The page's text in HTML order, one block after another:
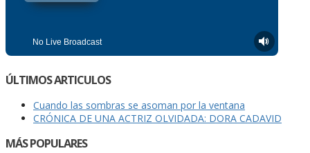
ÚLTIMOS ARTICULOS
Cuando las sombras se asoman por la ventana
CRÓNICA DE UNA ACTRIZ OLVIDADA: DORA CADAVID
MÁS POPULARES